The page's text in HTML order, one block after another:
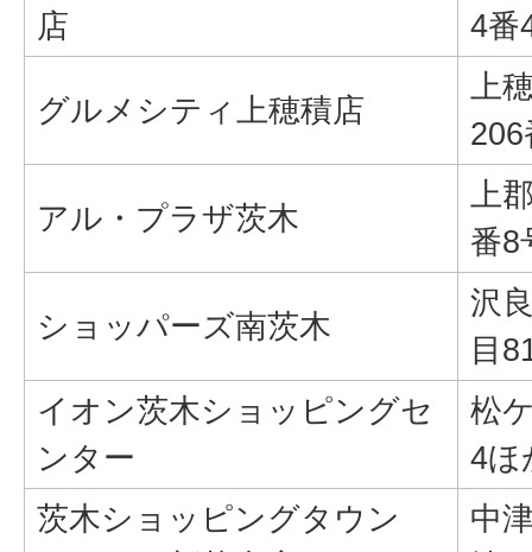
店
4番
グルメシティ上穂積店
上
206
アル・プラザ茨木
上
番8
ショッパーズ南茨木
沢
目
イオン茨木ショッピングセ
ンター
松
4ほ
茨木ショッピングタウン
中